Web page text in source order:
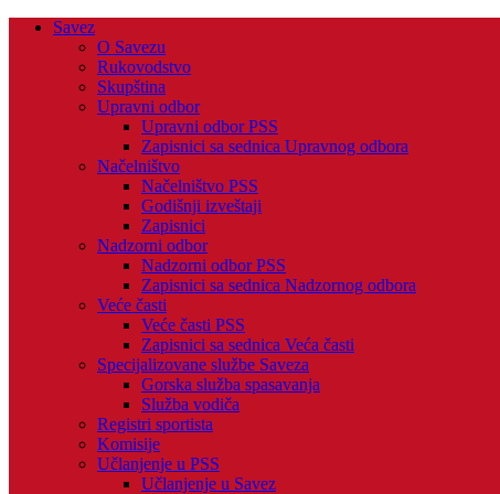
Savez
O Savezu
Rukovodstvo
Skupština
Upravni odbor
Upravni odbor PSS
Zapisnici sa sednica Upravnog odbora
Načelništvo
Načelništvo PSS
Godišnji izveštaji
Zapisnici
Nadzorni odbor
Nadzorni odbor PSS
Zapisnici sa sednica Nadzornog odbora
Veće časti
Veće časti PSS
Zapisnici sa sednica Veća časti
Specijalizovane službe Saveza
Gorska služba spasavanja
Služba vodiča
Registri sportista
Komisije
Učlanjenje u PSS
Učlanjenje u Savez